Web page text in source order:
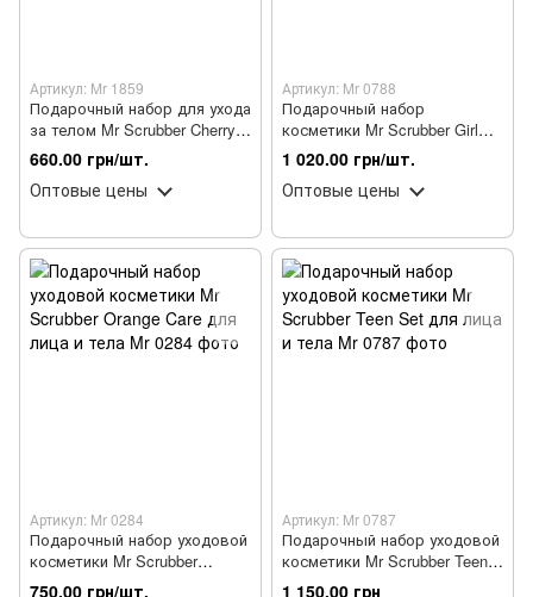
Артикул: Mr 1859
Подарочный набор для ухода
за телом Mr Scrubber Cherry
Bomb для женщин, 3
продукта
660.00 грн/шт.
Оптовые цены
Артикул: Mr 0788
Подарочный набор
косметики Mr Scrubber Girl
Set для лица и тела
1 020.00 грн/шт.
Оптовые цены
Артикул: Mr 0284
Подарочный набор уходовой
косметики Mr Scrubber
Orange Care для лица и тела
750.00 грн/шт.
Артикул: Mr 0787
Подарочный набор уходовой
косметики Mr Scrubber Teen
Set для лица и тела
1 150.00 грн